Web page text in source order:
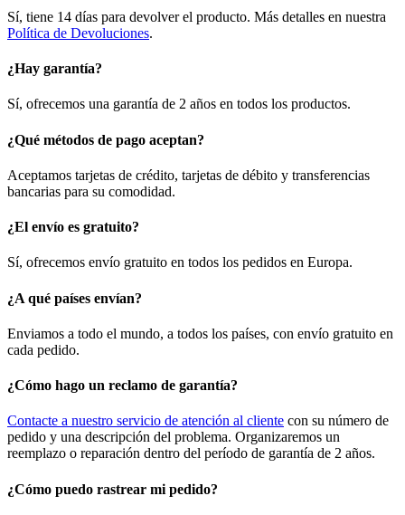
Sí, tiene 14 días para devolver el producto. Más detalles en nuestra
Política de Devoluciones.
¿Hay garantía?
Sí, ofrecemos una garantía de 2 años en todos los productos.
¿Qué métodos de pago aceptan?
Aceptamos tarjetas de crédito, tarjetas de débito y transferencias
bancarias para su comodidad.
¿El envío es gratuito?
Sí, ofrecemos envío gratuito en todos los pedidos en Europa.
¿A qué países envían?
Enviamos a todo el mundo, a todos los países, con envío gratuito en
cada pedido.
¿Cómo hago un reclamo de garantía?
Contacte a nuestro servicio de atención al cliente con su número de
pedido y una descripción del problema. Organizaremos un
reemplazo o reparación dentro del período de garantía de 2 años.
¿Cómo puedo rastrear mi pedido?